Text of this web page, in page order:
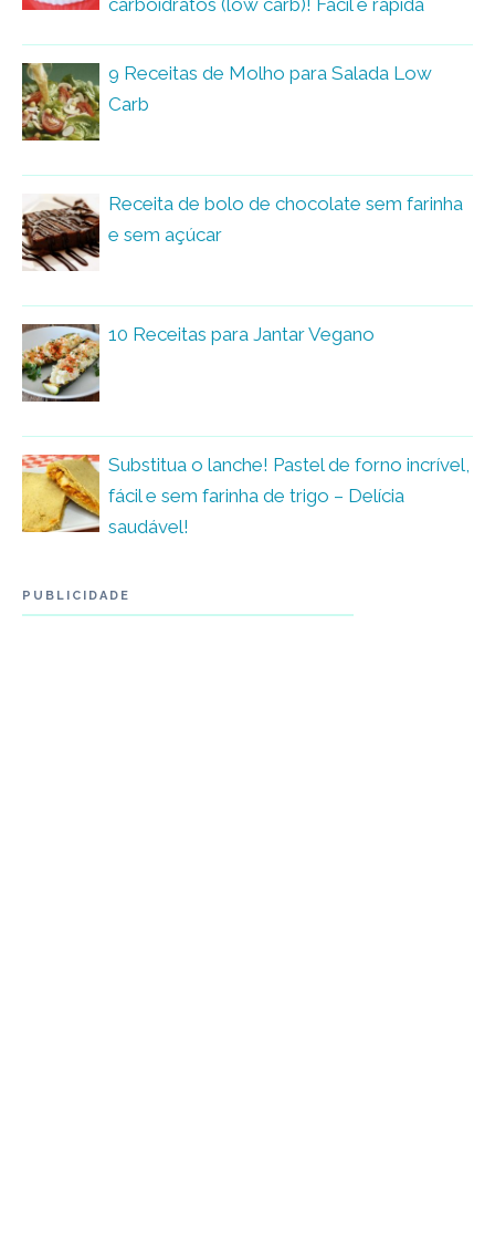
carboidratos (low carb)! Fácil e rápida
9 Receitas de Molho para Salada Low
Carb
Receita de bolo de chocolate sem farinha
e sem açúcar
10 Receitas para Jantar Vegano
Substitua o lanche! Pastel de forno incrível,
fácil e sem farinha de trigo – Delícia
saudável!
PUBLICIDADE